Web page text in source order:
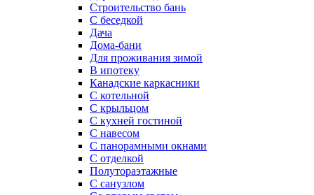
Строительство бань
С беседкой
Дача
Дома-бани
Для проживания зимой
В ипотеку
Канадские каркасники
С котельной
С крыльцом
С кухней гостиной
С навесом
С панорамными окнами
С отделкой
Полутораэтажные
С санузлом